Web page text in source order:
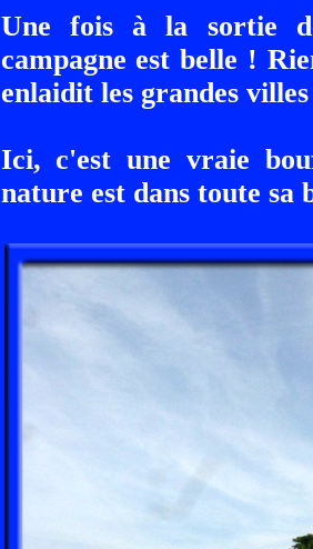
Une fois à la sortie
campagne est belle !
enlaidit les grandes
Ici, c'est une vraie
nature est dans toute sa